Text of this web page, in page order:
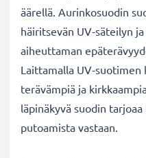
äärellä. Aurinkosuodin
häiritsevän UV-säteilyn
aiheuttaman
Laittamalla UV-
terävämpiä ja
läpinäkyvä suodin
putoamista vastaan.